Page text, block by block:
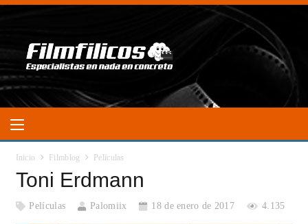
Inicio Filmblog Películas
Toni Erdmann
Películas Palomiix 18 de enero de 2017 4.135